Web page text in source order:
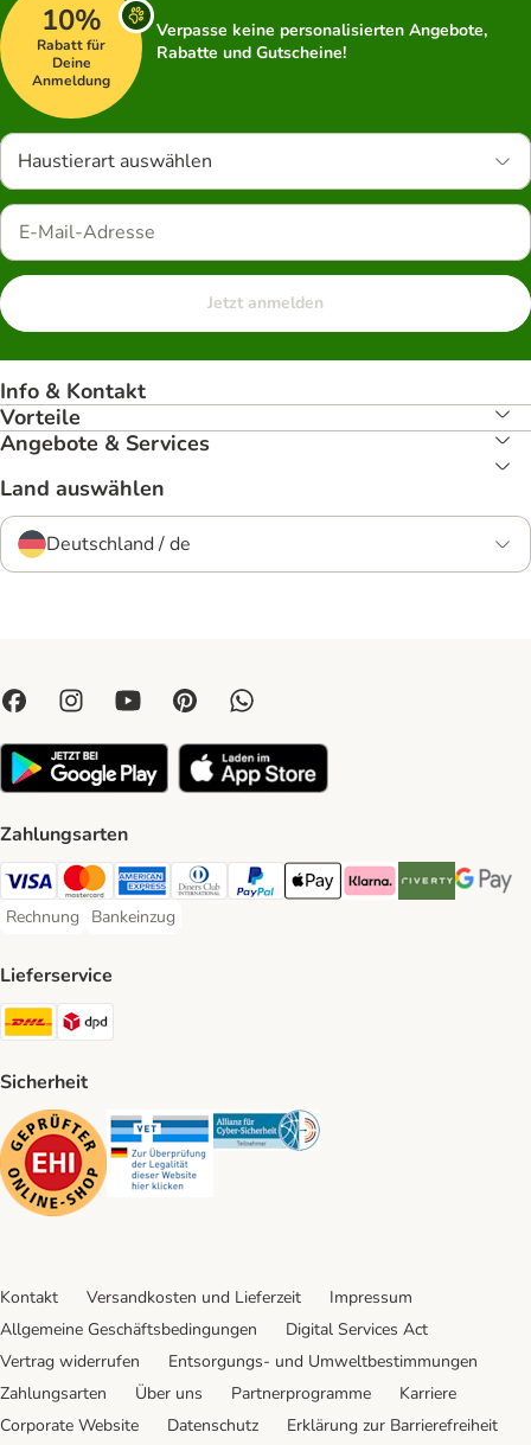
10%
Rabatt für
Deine
Anmeldung
Verpasse keine personalisierten Angebote,
Rabatte und Gutscheine!
Haustierart auswählen
Jetzt anmelden
Info & Kontakt
Vorteile
Angebote & Services
Land auswählen
Deutschland / de
Zahlungsarten
Visa Payment Method
Mastercard Payment Method
American Express Payment Method
Diners Club Payment Method
PayPal Payment Method
Apple Pay Payment Method
Klarna Payment Method
Riverty Payment
Google
Rechnung
Rechnung Payment Method
Bankeinzug
Bankeinzug Payment Method
Lieferservice
DHL Shipping Method
Sicherheit
Security Security Security
Kontakt Versandkosten und Lieferzeit
Impressum
Allgemeine Geschäftsbedingungen
Digital Services Act
Vertrag widerrufen
Entsorgungs- und Umweltbestimmungen
Zahlungsarten
Über uns Partnerprogramme
Karriere
Corporate Website
Datenschutz Erklärung zur Barrierefreiheit